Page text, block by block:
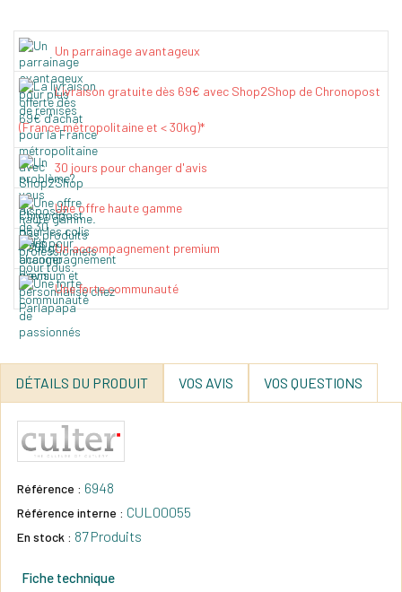
Un parrainage avantageux
Livraison gratuite dès 69€ avec Shop2Shop de Chronopost
(France métropolitaine et < 30kg)*
30 jours pour changer d'avis
Une offre haute gamme
Un accompagnement premium
Une forte communauté
DÉTAILS DU PRODUIT VOS AVIS VOS QUESTIONS
Référence : 6948
Référence interne : CUL00055
En stock : 87 Produits
Fiche technique